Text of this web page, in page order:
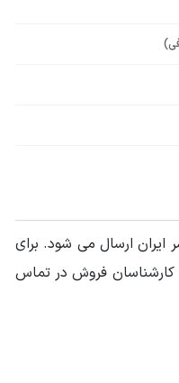
سایز 40 و به سراسر ایران ارسال می شود. برای
کارشناسان فروش در تماس